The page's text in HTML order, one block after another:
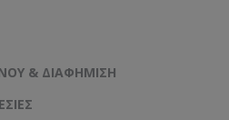
& ΔΙΑΦΉΜΙΣΗ